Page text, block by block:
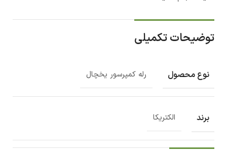
توضیحات تکمیلی
نوع محصول رله کمپرسور یخچال
برند الکتریکا